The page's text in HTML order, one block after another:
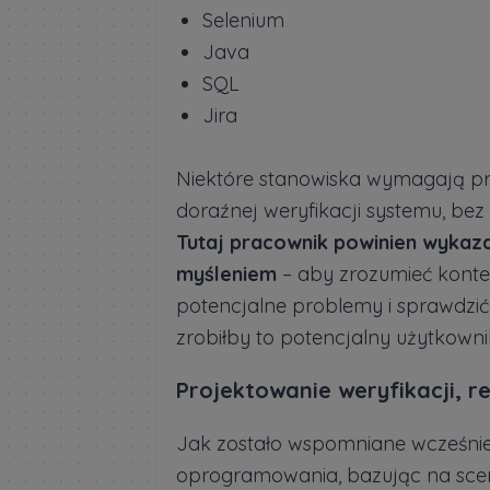
Selenium
Java
SQL
Jira
Niektóre stanowiska wymagają
doraźnej weryfikacji systemu,
Tutaj pracownik powinien
myśleniem – aby zrozumieć
potencjalne problemy i
zrobiłby to potencjalny
Projektowanie weryfikacji,
Jak zostało wspomniane
oprogramowania, bazując na